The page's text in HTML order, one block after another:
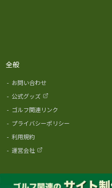
全般
- お問い合わせ
- 公式グッズ
- ゴルフ関連リンク
- プライバシーポリシー
- 利用規約
- 運営会社